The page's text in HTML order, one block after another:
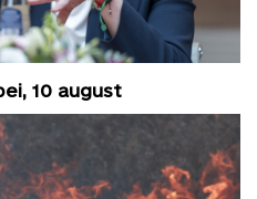
10 august